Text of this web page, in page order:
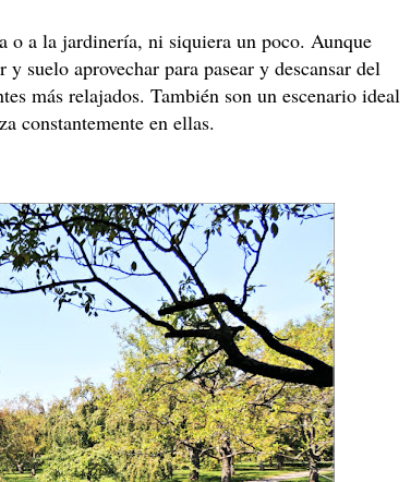
o a la jardinería, ni siquiera un poco. Aunque
suelo aprovechar para pasear y descansar del
más relajados. También son un escenario ideal
constantemente en ellas.